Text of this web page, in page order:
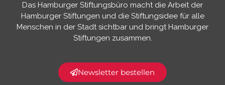
Das Hamburger Stiftungsbüro macht die Arbeit der
Hamburger Stiftungen und die Stiftungsidee für alle
Menschen in der Stadt sichtbar und bringt Hamburger
Stiftungen zusammen.​
Newsletter bestellen